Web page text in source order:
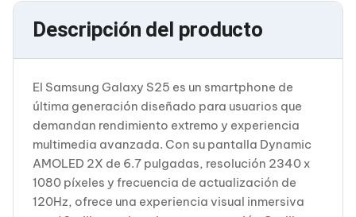
Discos Duros / SSD / NAS
Accesorios para Discos Duros
Gabinetes de Discos Duros
Discos Duros Externos
Discos Duros para Videovigilancia
Discos Duros para Servidores
Accesorios para SSD
Gabinetes para SSD
Almacenamiento MSA
Discos Duros Internos para PC
Discos Duros Internos para Laptop
Monitores
Descripción del producto
El Samsung Galaxy S25 es un smartphone de
última generación diseñado para usuarios que
demandan rendimiento extremo y experiencia
multimedia avanzada. Con su pantalla Dynamic
AMOLED 2X de 6.7 pulgadas, resolución 2340 x
1080 píxeles y frecuencia de actualización de
120Hz, ofrece una experiencia visual inmersiva